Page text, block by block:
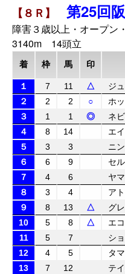
【８Ｒ】 第25回
障害３歳以上・オープ
3140m 14頭立
着 枠 馬 印
１ 7 11 △ ジ
２
2 2 ○ ホ
３
1 1 ◎ ネ
４
8 14 エ
５
3 3 ニ
６
6 9 セ
７
4 6 ヤ
８
3 4 ア
９
8 13 △ グ
10
5 8 △ エ
11
5 7 シ
12
4 5 タ
13
7 12 テ